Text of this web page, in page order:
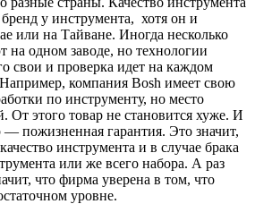
бренд у инструмента, хотя он и
или на Тайване. Иногда несколько
на одном заводе, но технологии
свои и проверка идет на каждом
Например, компания Bosh имеет свою
по инструменту, но место
От этого товар не становится хуже. И
пожизненная гарантия. Это значит,
инструмента и в случае брака
или же всего набора. А раз
что фирма уверена в том, что
уровне.